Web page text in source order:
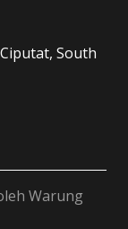
South
Warung